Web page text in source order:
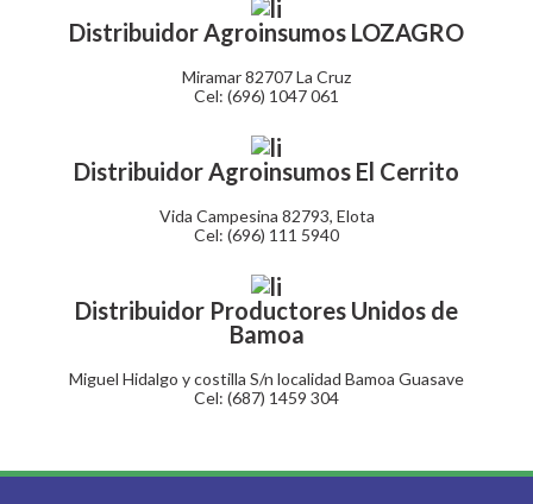
Distribuidor Agroinsumos LOZAGRO
Miramar 82707 La Cruz
Cel: (696) 1047 061
Distribuidor Agroinsumos El Cerrito
Vida Campesina 82793, Elota
Cel: (696) 111 5940
⁠Distribuidor Productores Unidos de
Bamoa
Miguel Hidalgo y costilla S/n localidad Bamoa Guasave
Cel: (687) 1459 304